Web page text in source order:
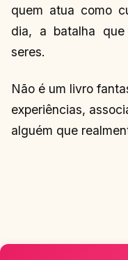
quem atua como
dia, a batalha
seres.
Não é um livro
experiências,
alguém que